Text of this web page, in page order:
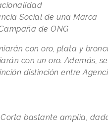
Social de una Marca
de ONG
con oro, plata y
con un oro. Además,
distinción entre
bastante amplia,